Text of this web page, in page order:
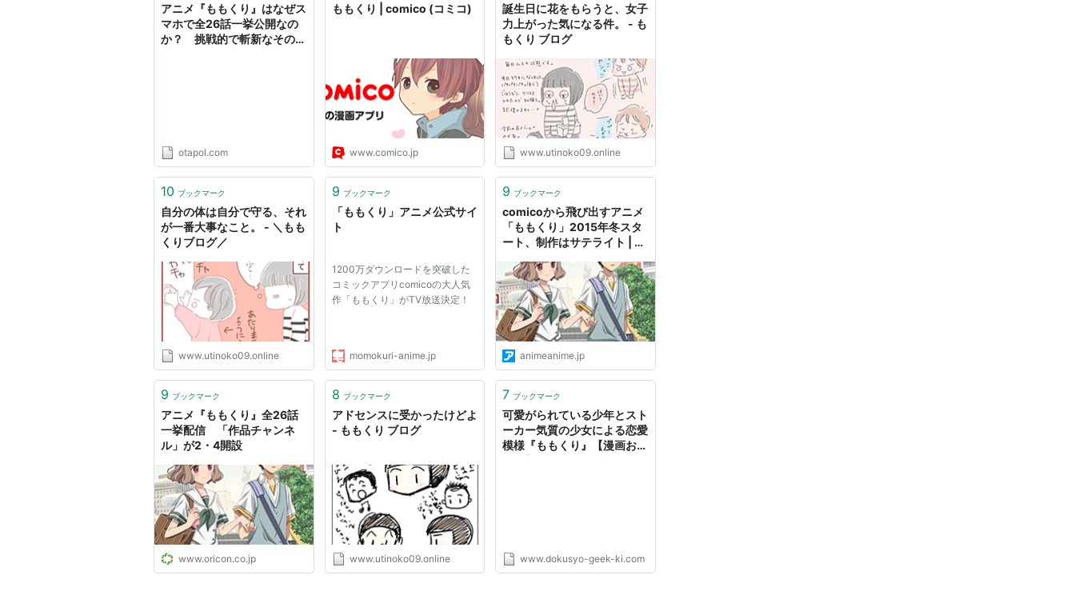
作詞・作曲・編曲：前山田健一（ヒャダイン） / 歌：栗原雪（加隈亜衣）＆桃月心
也（岡本信彦）
ETERNALエクスプローラー」
作詞：結城アイラ / 作曲・編曲：Kon-K/ 歌：Mia REGINA
リスト::アニメ作品//タイトル/ま行|リスト::アニメ作品//2016年
ももくり ももくり 】
くろせの漫画。
スマートフォン向け無料漫画・小説アプリ『comico』にて2014年1月10日より連載さ
れている。毎週金曜日更新。
一見普通な女子高生・ユキこと栗原雪と、ひとつ年下の男子・ももくんこと桃月心也を
中心とした青春ラブコメ。
2015年12月よりWebアニメが配信開始。2016年7月から9月までTVアニメとして放送さ
れた。
コミックス
ももくり1 (アース・スターコミックス)
作者:くろせ
発売日:2015/09/11
メディア:
コミック
この商品を含むブログ (2件) を見る
ももくり2 (アーススターコミックス)
アニメ『ももくり』はなぜス
マホで全26話一挙公開なの
か？ 挑戦的で斬新なその手
otapol.com
ももくり | comico (コミコ)
www.comico.jp
誕生日に花をもらうと、女子
力上がった気になる件。 - も
もくり ブログ
www.utinoko09.online
10 ブックマーク
自分の体は自分で守る、それ
が一番大事なこと。 - ＼もも
くりブログ／
www.utinoko09.online
9 ブックマーク
「ももくり」アニメ公式サイ
ト
1200万ダウンロードを突破した
コミックアプリcomicoの大人気
作「ももくり」がTV放送決定！
momokuri-anime.jp
9 ブックマーク
comicoから飛び出すアニメ
「ももくり」2015年冬スタ
ート、制作はサテライト | ア
animeanime.jp
9 ブックマーク
アニメ『ももくり』全26話
一挙配信 「作品チャンネ
ル」が2・4開設
www.oricon.co.jp
8 ブックマーク
アドセンスに受かったけどよ
- ももくり ブログ
www.utinoko09.online
7 ブックマーク
可愛がられている少年とスト
ーカー気質の少女による恋愛
模様『ももくり』【漫画おす
www.dokusyo-geek-ki.com